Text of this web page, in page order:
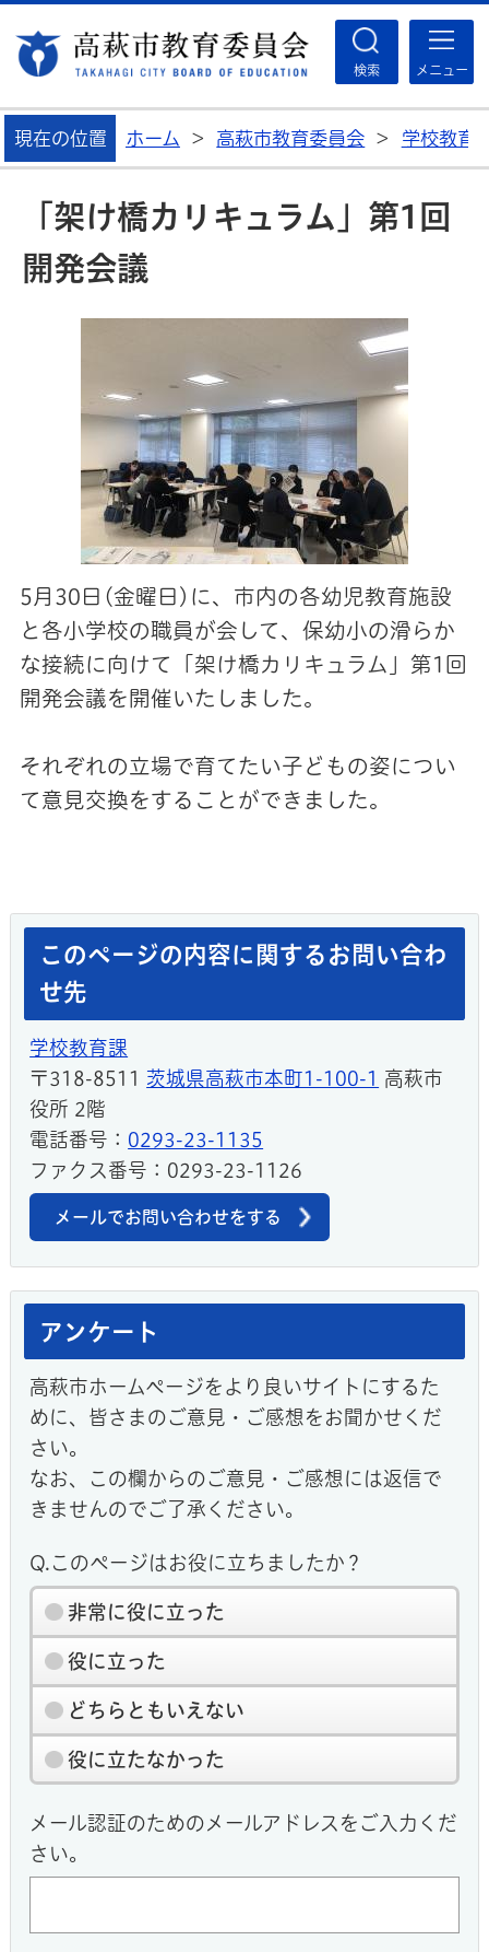
検索 メニュー
現在の位置 ホーム > 高萩市教育委員会 > 学校教育
「架け橋カリキュラム」第1回
開発会議
5月30日(金曜日)に、市内の各幼児教育施設
と各小学校の職員が会して、保幼小の滑らか
な接続に向けて「架け橋カリキュラム」第1回
開発会議を開催いたしました。
それぞれの立場で育てたい子どもの姿につい
て意見交換をすることができました。
このページの内容に関するお問い合わ
せ先
学校教育課
〒318-8511 茨城県高萩市本町1-100-1
高萩市
役所 2階
電話番号： 0293-23-1135
ファクス番号：0293-23-1126
メールでお問い合わせをする
アンケート
高萩市ホームページをより良いサイトにするた
めに、皆さまのご意見・ご感想をお聞かせくだ
さい。
なお、この欄からのご意見・ご感想には返信で
きませんのでご了承ください。
Q.このページはお役に立ちましたか？
非常に役に立った
役に立った
どちらともいえない
役に立たなかった
メール認証のためのメールアドレスをご入力くだ
さい。